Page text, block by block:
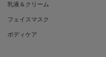
乳液＆クリーム
フェイスマスク
ボディケア